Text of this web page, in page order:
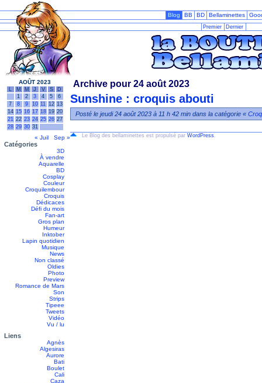
Blog BB BD Bellaminettes
Premier Dernier
AOÛT 2023
L M M J V S
D
1
2 3 4 5
6
7
8 9 10 11 12 13
14 15 16 17 18 19 20
21 22 23 24 25 26 27
28 29 30 31
« Juil Sep »
Catégories
3D
À vendre
Aquarelle
BD
Cosplay
Couleur
Croquilembour
Croquis
Dédicaces
Défi du mois
Fan-art
Gros plan
Humeur
Inktober
Lapin quotidien
Musique
News
Non classé
Oldies
Photo
Preview
Romance de Mars
Son
Strips
Tipeee
Tweets
Vidéo
Vu / lu
Liens
Agnès
Algesiras
Aurore
Bati
Boulet
Cali
Caza
Archive pour 24 août 2023
Sunshine : croquis abouti
Posté le jeudi 24 août 2023 à 11 h 42 min dans la catégorie «
Le Blog des bellaminettes est propulsé par WordPress.